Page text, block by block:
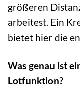
größeren
arbeitest. Ein
bietet hier die
Was genau ist
Lotfunktion?